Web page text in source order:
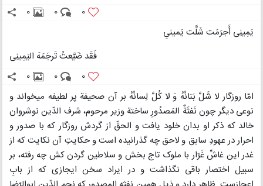
0
0
0
یَمِینِی أَجرَمَت شَلَّت یَمینیِ
فَقَد ضَیَّعتُ تَرجَمَهَ الیَمِینِی
0
0
0
امّا روزگار لا شَلَّ بَنانُهُ وَ لا کُلَّ لِسانُهُ بر آن صحیفة پر لطیفه میخواند و
نوعی دیگر چون نَفثَةٌ المَصدُورِ ساختة وزیر مرحوم، شرف الدّین نوشروان
خالد که ذکر او بدان خلود یافت و الحقّ از گردش روزگار که با صدور و
احرار در عهودِ سابق و لاحق چه گذرانیده است و حکایتِ آن نکایت که از
غدر این غاشِّ غَرّار با ملوک تاج بخش و سلاطین گردن کش چه رفته، بر
سبیل اختصار باقی نگذاشت و در ایراد سخن ایجازی که از بابِ